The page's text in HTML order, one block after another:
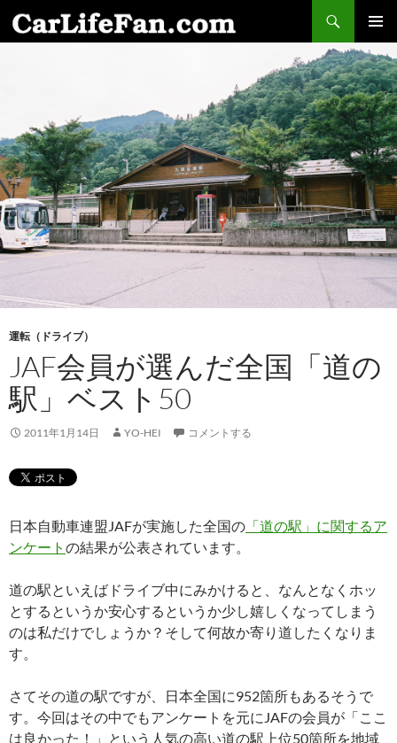
索
メインメ
ニュー
コ
ス
キ
ッ
プ
運転（ドライブ）
JAF会員が選んだ全国「道の
駅」ベスト50
2011年1月14日 YO-HEI コメントする
日本自動車連盟JAFが実施した全国の 「道の駅」に関するア
ンケート の結果が公表されています。
道の駅といえばドライブ中にみかけると、なんとなくホッ
とするというか安心するというか少し嬉しくなってしまう
のは私だけでしょうか？そして何故か寄り道したくなりま
す。
さてその道の駅ですが、日本全国に952箇所もあるそうで
す。今回はその中でもアンケートを元にJAFの会員が「ここ
は良かった！」という人気の高い道の駅上位50箇所を地域